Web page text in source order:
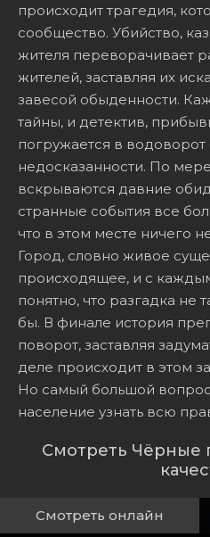
происходит трагедия,
сообщество. Убийство,
жителя переворачивает
жителей, заставляя их
завесой обыденности.
тайны, и детектив,
погружается в
недосказанности. По
вскрываются давние
странные события все
что в этом месте ничего
Город, словно живое
происходящее, и с
понятно, что разгадка не
бы. В финале история
поворот, заставляя
деле происходит в этом
Но самый большой
население узнать всю
Смотреть Чёрные
Смотреть онлайн